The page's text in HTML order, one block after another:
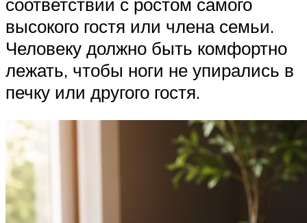
высокого гостя или члена семьи.
Человеку должно быть комфортно
лежать, чтобы ноги не упирались в
печку или другого гостя.